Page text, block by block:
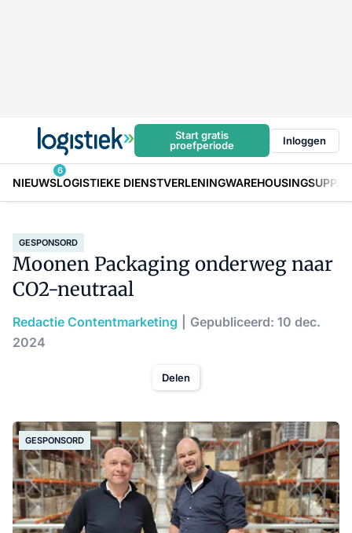
Start gratis
proefperiode
Inloggen
NIEUWS
6
LOGISTIEKE DIENSTVERLENINGWAREHOUSING
GESPONSORD
Moonen Packaging onderweg naar
CO2-neutraal
Redactie Contentmarketing
Gepubliceerd: 10 dec.
2024
Delen
GESPONSORD